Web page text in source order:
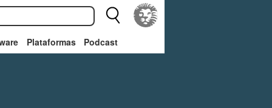
Plataformas Podcast